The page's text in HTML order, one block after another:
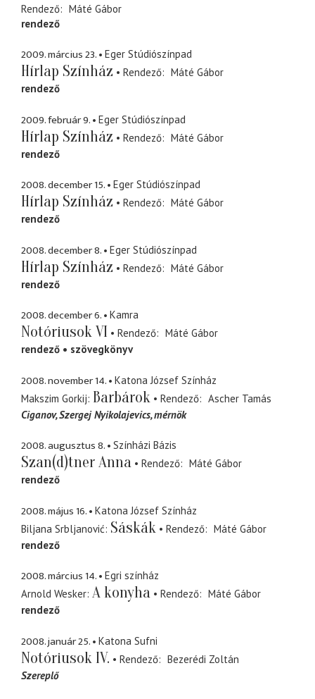
Rendező
Máté Gábor
rendező
2009. március 23. Eger Stúdiószínpad
Hírlap Színház Rendező
Máté Gábor
rendező
2009. február 9. Eger Stúdiószínpad
Hírlap Színház Rendező
Máté Gábor
rendező
2008. december 15. Eger Stúdiószínpad
Hírlap Színház Rendező
Máté Gábor
rendező
2008. december 8. Eger Stúdiószínpad
Hírlap Színház Rendező
Máté Gábor
rendező
2008. december 6. Kamra
Notóriusok VI Rendező
Máté Gábor
rendező
szövegkönyv
2008. november 14.
Katona József Színház
Makszim Gorkij Barbárok Rendező
Ascher Tamás
Ciganov, Szergej Nyikolajevics mérnök
2008. augusztus 8. Színházi Bázis
Szan(d)tner Anna Rendező
Máté Gábor
rendező
2008. május 16.
Katona József Színház
Biljana Srbljanović Sáskák Rendező
Máté Gábor
rendező
2008. március 14.
Egri színház
Arnold Wesker A konyha Rendező
Máté Gábor
rendező
2008. január 25. Katona Sufni
Notóriusok IV. Rendező
Bezerédi Zoltán
Szereplő